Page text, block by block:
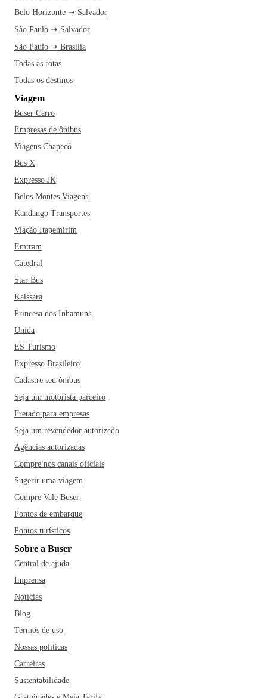
Belo Horizonte ➝ Salvador
São Paulo ➝ Salvador
São Paulo ➝ Brasília
Todas as rotas
Todas os destinos
Viagem
Buser Carro
Empresas de ônibus
Viagens Chapecó
Bus X
Expresso JK
Belos Montes Viagens
Kandango Transportes
Viação Itapemirim
Emtram
Catedral
Star Bus
Kaissara
Princesa dos Inhamuns
Unida
ES Turismo
Expresso Brasileiro
Cadastre seu ônibus
Seja um motorista parceiro
Fretado para empresas
Seja um revendedor autorizado
Agências autorizadas
Compre nos canais oficiais
Sugerir uma viagem
Compre Vale Buser
Pontos de embarque
Pontos turísticos
Sobre a Buser
Central de ajuda
Imprensa
Notícias
Blog
Termos de uso
Nossas políticas
Carreiras
Sustentabilidade